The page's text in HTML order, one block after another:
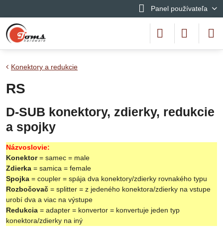
Panel používateľa
Konektory a redukcie
RS
D-SUB konektory, zdierky, redukcie
a spojky
Názvoslovie:
Konektor= samec = male
Zdierka = samica = female
Spojka = coupler = spája dva konektory/zdierky rovnakého typu
Rozbočovač = splitter = z jedeného konektora/zdierky na vstupe
urobí dva a viac na výstupe
Redukcia = adapter = konvertor = konvertuje jeden typ
konektora/zdierky na iný